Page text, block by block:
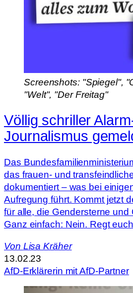
Screenshots: "Spiegel",
"Welt", "Der Freitag"
Völlig schriller
Journalismus
Das
das frauen- und
dokumentiert – was bei
Aufregung führt. Kommt jetzt
für alle, die Gendersterne und
Ganz einfach: Nein. Regt
Von Lisa Kräher
13.02.23
AfD-Erklärerin mit AfD-Partner